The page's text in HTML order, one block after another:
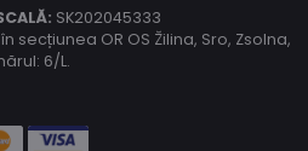
SK202045333
OR OS Žilina, Sro, Zsolna,
6/L.